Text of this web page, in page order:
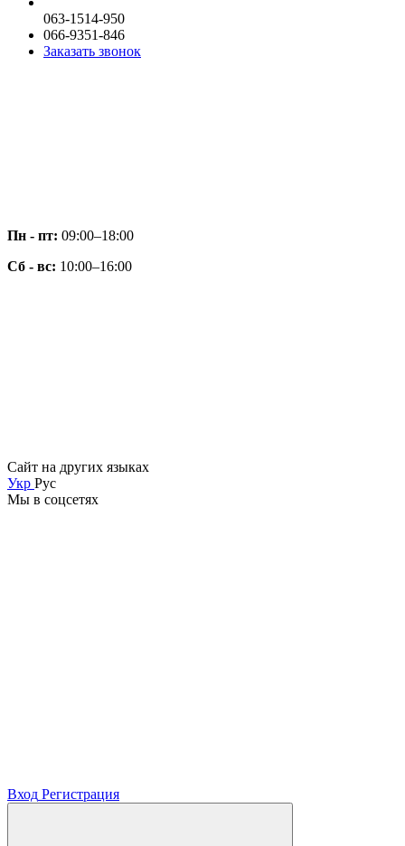
063-1514-950
066-9351-846
Заказать звонок
Пн - пт: 09:00–18:00
Сб - вс: 10:00–16:00
Сайт на других языках
Укр Рус
Мы в соцсетях
Вход Регистрация